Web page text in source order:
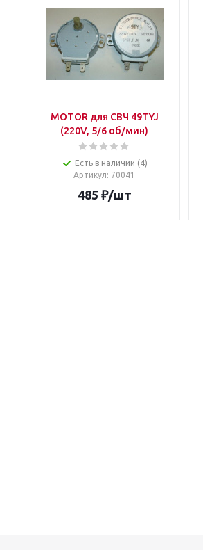
MOTOR для СВЧ 49TYJ
(220V, 5/6 об/мин)
Есть в наличии (4)
Артикул: 70041
485 ₽/шт